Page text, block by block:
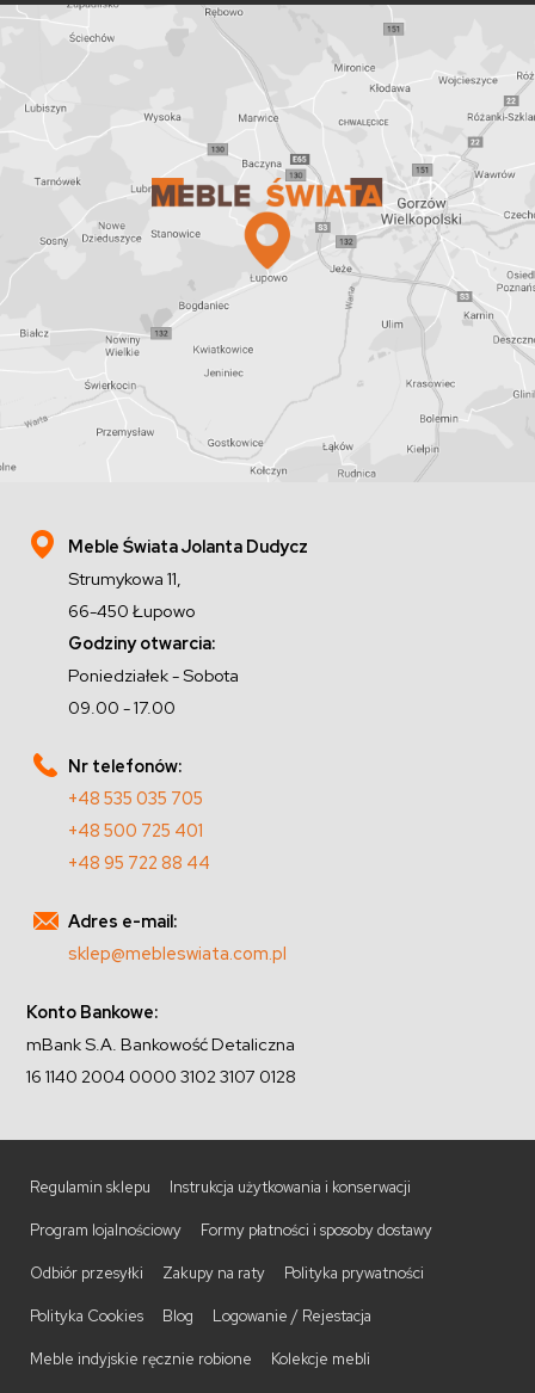
Meble Świata Jolanta Dudycz
Strumykowa 11,
66-450 Łupowo
Godziny otwarcia:
Poniedziałek - Sobota
09.00 - 17.00
Nr telefonów:
+48 535 035 705
+48 500 725 401
+48 95 722 88 44
Adres e-mail:
sklep@mebleswiata.com.pl
Konto Bankowe:
mBank S.A. Bankowość Detaliczna
16 1140 2004 0000 3102 3107 0128
Regulamin sklepu Instrukcja użytkowania i konserwacji
Program lojalnościowy Formy płatności i sposoby dostawy
Odbiór przesyłki Zakupy na raty Polityka prywatności
Polityka Cookies Blog Logowanie / Rejestacja
Meble indyjskie ręcznie robione Kolekcje mebli